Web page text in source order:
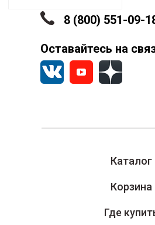
Каталог
Корзина
Где
8 (800) 551-09-
Оставайтесь на